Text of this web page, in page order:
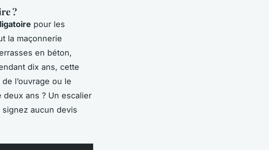
?
pour les
la maçonnerie
en béton,
dix ans, cette
l’ouvrage ou le
deux ans ? Un escalier
signez aucun devis